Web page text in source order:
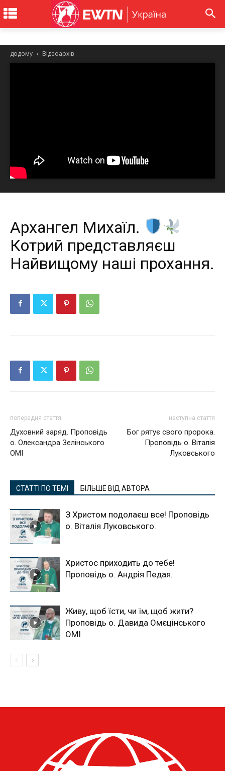
додому Відеоархів
Архангел Михаїл.
Котрий представляєш
Найвищому наші прохання.
попередня стаття
Духовний заряд. Проповідь
о. Олександра Зелінського
ОМІ
наступна стаття
Бог рятує свого пророка.
Проповідь о. Віталія
Луковського
СТАТТІ ПО ТЕМІ БІЛЬШЕ ВІД АВТОРА
З Христом подолаєш все! Проповідь
о. Віталія Луковського.
Христос приходить до тебе!
Проповідь о. Андрія Педая.
Живу, щоб їсти, чи їм, щоб жити?
Проповідь о. Давида Омєцінського
ОМІ